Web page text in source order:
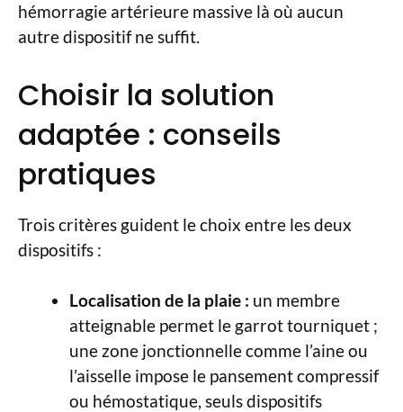
hémorragie artérieure massive là où aucun
autre dispositif ne suffit.
Choisir la solution
adaptée : conseils
pratiques
Trois critères guident le choix entre les deux
dispositifs :
Localisation de la plaie : un membre
atteignable permet le garrot tourniquet ;
une zone jonctionnelle comme l’aine ou
l’aisselle impose le pansement compressif
ou hémostatique, seuls dispositifs